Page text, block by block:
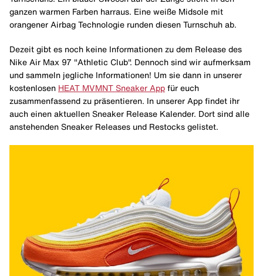
ganzen warmen Farben harraus. Eine weiße Midsole mit
orangener Airbag Technologie runden diesen Turnschuh ab.
Dezeit gibt es noch keine Informationen zu dem Release des
Nike Air Max 97 "Athletic Club". Dennoch sind wir aufmerksam
und sammeln jegliche Informationen! Um sie dann in unserer
kostenlosen HEAT MVMNT Sneaker App für euch
zusammenfassend zu präsentieren. In unserer App findet ihr
auch einen aktuellen Sneaker Release Kalender. Dort sind alle
anstehenden Sneaker Releases und Restocks gelistet.